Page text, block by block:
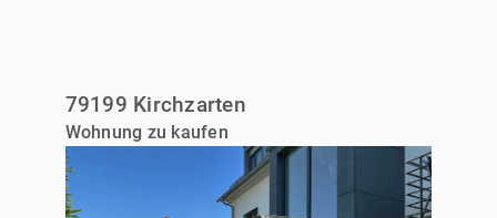
79199 Kirchzarten
Wohnung zu kaufen